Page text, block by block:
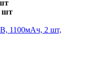
шт
1100мАч, 2 шт,